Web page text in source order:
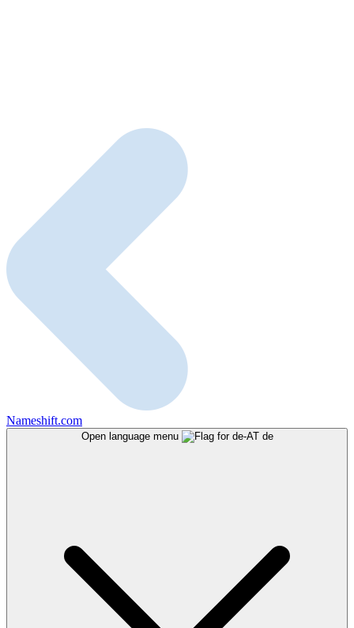
Nameshift.com
Open language menu de